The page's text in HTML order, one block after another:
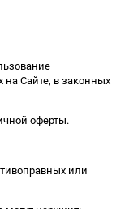
Сайте, в законных
оферты.
или